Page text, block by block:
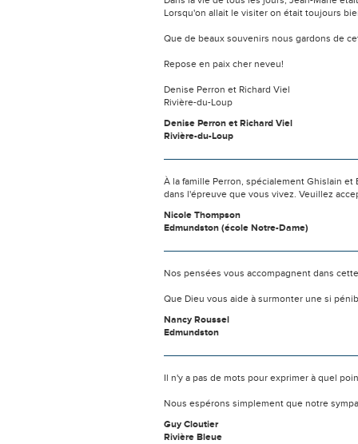
Lorsqu'on allait le visiter on était toujours
Que de beaux souvenirs nous gardons de
Repose en paix cher neveu!
Denise Perron et Richard Viel
Rivière-du-Loup
Denise Perron et Richard Viel
Rivière-du-Loup
À la famille Perron, spécialement Ghislain
dans l'épreuve que vous vivez. Veuillez
Nicole Thompson
Edmundston (école Notre-Dame)
Nos pensées vous accompagnent dans
Que Dieu vous aide à surmonter une si
Nancy Roussel
Edmundston
Il n'y a pas de mots pour exprimer à quel
Nous espérons simplement que notre
Guy Cloutier
Rivière Bleue